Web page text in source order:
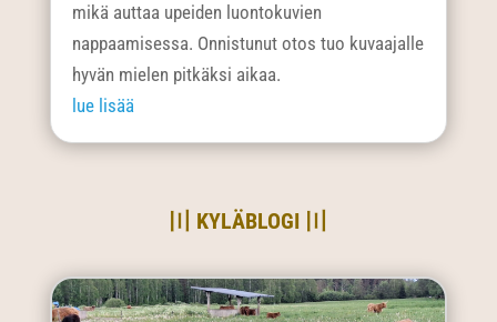
mikä auttaa upeiden luontokuvien
nappaamisessa. Onnistunut otos tuo kuvaajalle
hyvän mielen pitkäksi aikaa.
lue lisää
〣 KYLÄBLOGI 〣